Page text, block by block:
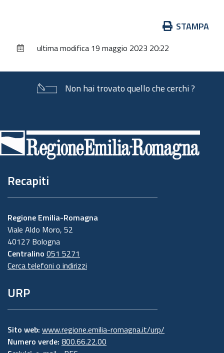
documento
STAMPA
ultima modifica 19 maggio 2023 20:22
Non hai trovato quello che cerchi ?
di
pagina
Recapiti
Regione Emilia-Romagna
Viale Aldo Moro, 52
40127 Bologna
Centralino 051 5271
Cerca telefoni o indirizzi
URP
Sito web: www.regione.emilia-romagna.it/urp/
Numero verde: 800.66.22.00